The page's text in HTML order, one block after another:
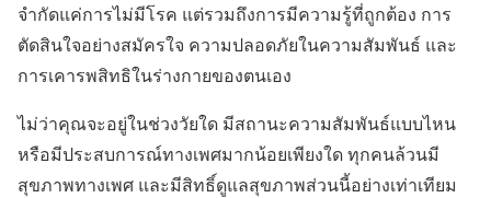
จำกัดแค่การไม่มีโรค แต่รวมถึงการมีความรู้ที่ถูกต้อง การ
ตัดสินใจอย่างสมัครใจ ความปลอดภัยในความสัมพันธ์ และ
การเคารพสิทธิในร่างกายของตนเอง
ไม่ว่าคุณจะอยู่ในช่วงวัยใด มีสถานะความสัมพันธ์แบบไหน
หรือมีประสบการณ์ทางเพศมากน้อยเพียงใด ทุกคนล้วนมี
สุขภาพทางเพศ และมีสิทธิ์ดูแลสุขภาพส่วนนี้อย่างเท่าเทียม